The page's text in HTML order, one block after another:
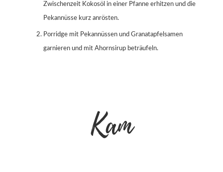
Zwischenzeit Kokosöl in einer Pfanne erhitzen und die
Pekannüsse kurz anrösten.
Porridge mit Pekannüssen und Granatapfelsamen
garnieren und mit Ahornsirup beträufeln.
Kam